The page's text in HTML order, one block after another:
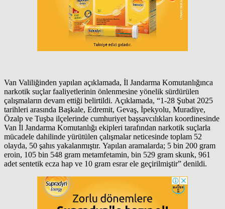
Van Valiliğinden yapılan açıklamada, İl Jandarma Komutanlığınca
narkotik suçlar faaliyetlerinin önlenmesine yönelik sürdürülen
çalışmaların devam ettiği belirtildi. Açıklamada, “1-28 Şubat 2025
tarihleri arasında Başkale, Edremit, Gevaş, İpekyolu, Muradiye,
Özalp ve Tuşba ilçelerinde cumhuriyet başsavcılıkları koordinesinde
Van İl Jandarma Komutanlığı ekipleri tarafından narkotik suçlarla
mücadele dahilinde yürütülen çalışmalar neticesinde toplam 52
olayda, 50 şahıs yakalanmıştır. Yapılan aramalarda; 5 bin 200 gram
eroin, 105 bin 548 gram metamfetamin, bin 529 gram skunk, 961
adet sentetik ecza hap ve 10 gram esrar ele geçirilmiştir” denildi.